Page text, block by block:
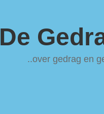
De
..over gedrag en